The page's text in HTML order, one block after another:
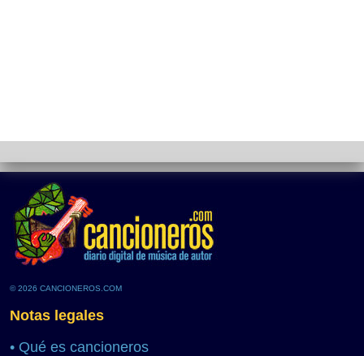
© 2026 CANCIONEROS.COM
Notas legales
• Qué es cancioneros